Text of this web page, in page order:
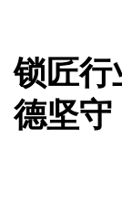
锁匠行
德坚守